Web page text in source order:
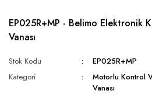
EP025R+MP - Belimo Elektronik
Vanası
Stok Kodu
EP025R+MP
Kategori
Motorlu Kontrol
Vanası